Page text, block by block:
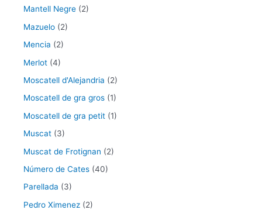
Mantell Negre (2)
Mazuelo (2)
Mencia (2)
Merlot (4)
Moscatell d'Alejandria (2)
Moscatell de gra gros (1)
Moscatell de gra petit (1)
Muscat (3)
Muscat de Frotignan (2)
Número de Cates (40)
Parellada (3)
Pedro Ximenez (2)